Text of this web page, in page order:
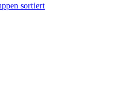
sortiert